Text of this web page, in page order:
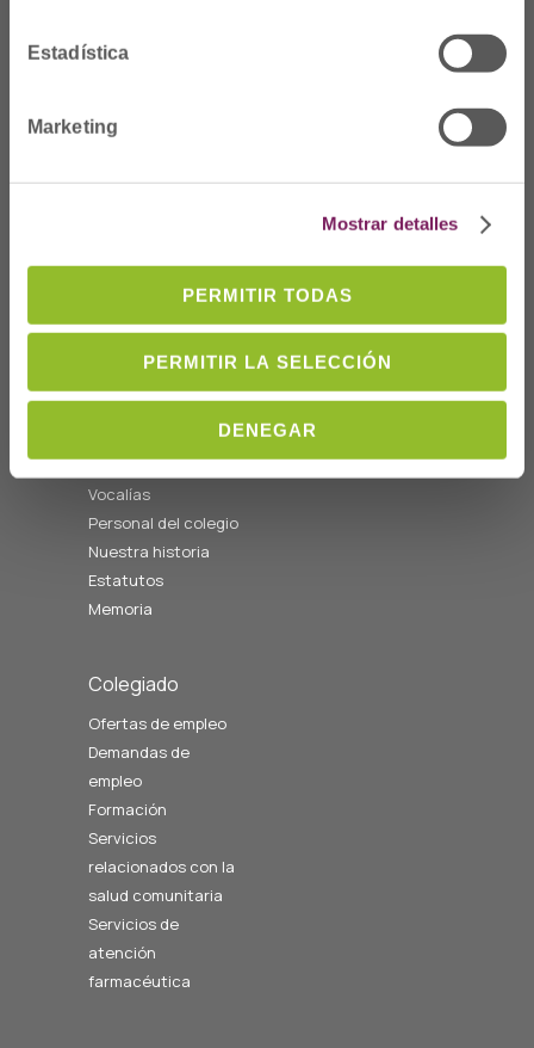
Estadística
Marketing
Mostrar detalles
PERMITIR TODAS
PERMITIR LA SELECCIÓN
DENEGAR
Horario L-V
08:00 a 14:00
cofgipuzkoa@cofgipuzkoa.eus
Quiénes somos
Junta de Gobierno y
Vocalías
Personal del colegio
Nuestra historia
Estatutos
Memoria
Colegiado
Ofertas de empleo
Demandas de
empleo
Formación
Servicios
relacionados con la
salud comunitaria
Servicios de
atención
farmacéutica